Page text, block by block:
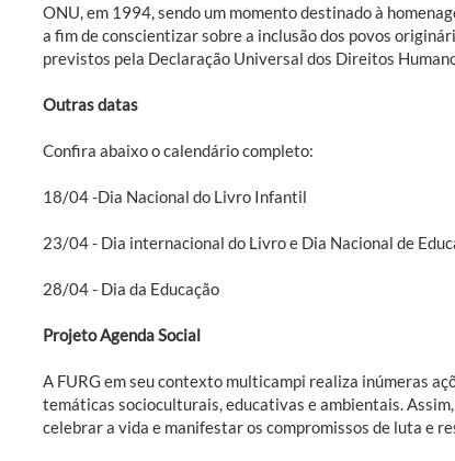
ONU, em 1994, sendo um momento destinado à
a fim de conscientizar sobre a inclusão dos povos
previstos pela Declaração Universal dos Direitos
Outras datas
Confira abaixo o calendário completo:
18/04 -Dia Nacional do Livro Infantil
23/04 - Dia internacional do Livro e Dia Nacional de
28/04 - Dia da Educação
Projeto Agenda Social
A FURG em seu contexto multicampi realiza inúmeras
temáticas socioculturais, educativas e ambientais.
celebrar a vida e manifestar os compromissos de luta e